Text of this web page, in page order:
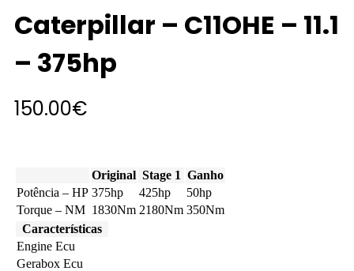
Caterpillar – C11OHE – 11.1
– 375hp
150.00€
Original Stage 1 Ganho
Potência – HP 375hp 425hp
50hp
Torque – NM 1830Nm 2180Nm 350Nm
Características
Engine Ecu
Gerabox Ecu